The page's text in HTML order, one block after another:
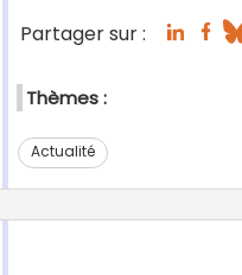
Partager sur :
Thèmes :
Actualité